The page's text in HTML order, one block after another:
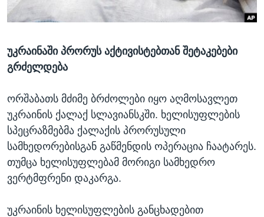
ᲡᲢᲣᲓᲘᲐ ᲕᲐᲨᲘᲜᲒᲢᲝᲜᲘ
ᲔᲙᲝᲜᲝᲛᲘᲙᲐ
ᲛᲔᲪᲜᲘᲔᲠᲔᲑᲐ
ᲘᲜᲢᲔᲠᲕᲘᲣ
ᲙᲣᲚᲢᲣᲠᲐ
ᲒᲐᲚᲘᲚᲔᲝ
ᲓᲔᲖᲘᲜᲤᲝᲠᲛᲐᲪᲘᲐ
Learning English
ᲗᲕᲐᲚᲘ ᲒᲕᲐᲓᲔᲕᲜᲔᲗ
ენები
უკრაინაში პრორუს აქტივისტებთან შეტაკებები
გრძელდება
ორშაბათს მძიმე ბრძოლები იყო აღმოსავლეთ
უკრაინის ქალაქ სლავიანსკში. ხელისუფლების
სპეცრაზმებმა ქალაქის პრორუსული
სამხედორებისგან გაწმენდის ოპერაცია ჩაატარეს.
თუმცა ხელისუფლებამ მორიგი სამხედრო
ვერტმფრენი დაკარგა.
უკრაინის ხელისუფლების განცხადებით